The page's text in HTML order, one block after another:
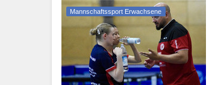
Mannschaftssport Erwachsene